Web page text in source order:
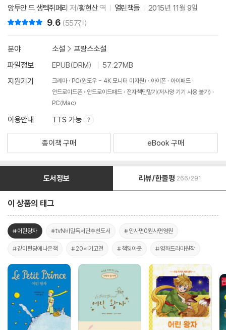
앙투안 드 생텍쥐페리 저/황현산역 열린책들 2015년 11월 9일
9.6 (557건)
분야 소설 > 프랑스소설
파일정보
EPUB(DRM)
57.27MB
지원기기
크레마 PC(윈도우 - 4K 모니터 미지원) 아이폰
아이패드
안드로이드폰
안드로이드패드
전자책단말기(저사양 기기 사용 불가)
PC(Mac)
이용안내 TTS 가능
종이책 구매 eBook 구매
도서정보 리뷰/한줄평 266/291
이 상품의 태그
#어린왕자 #tvN비밀독서단추천도서 #안사면0원사면영원
#같이펀딩에나온책 #20세기고전 #책읽아웃 #영화드라마원작